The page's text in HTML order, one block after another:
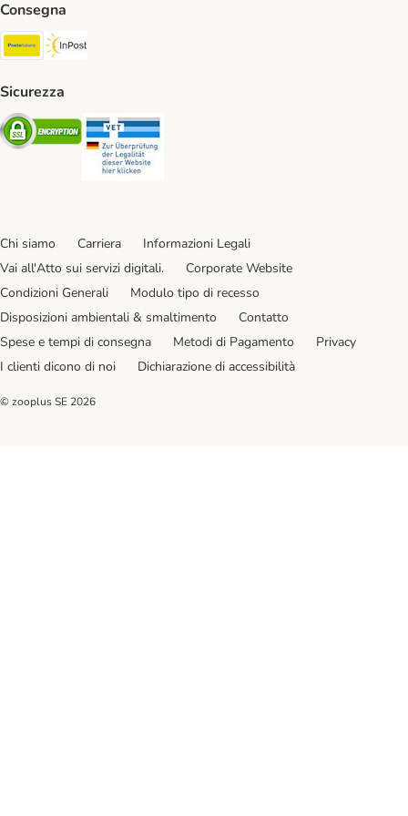
Consegna
Poste Italiane. Shipping Method
Sicurezza
Security
Chi siamo Carriera
Informazioni Legali
Vai all'Atto sui servizi digitali.
Corporate Website
Condizioni Generali
Modulo tipo di recesso
Disposizioni ambientali & smaltimento
Contatto
Spese e tempi di consegna
Metodi di Pagamento
Privacy
I clienti dicono di noi
Dichiarazione di accessibilità
© zooplus SE 2026